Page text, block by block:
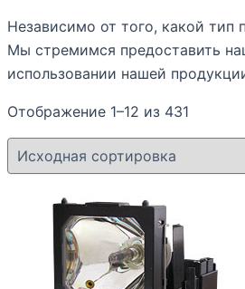
Независимо от того, какой тип
Мы стремимся предоставить
использовании нашей
Отображение 1–12 из 431